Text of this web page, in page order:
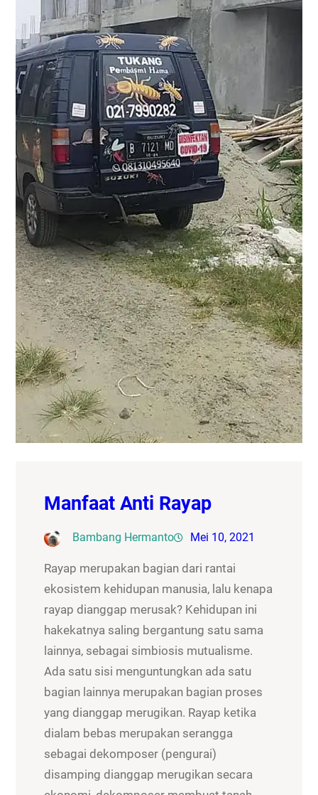
Manfaat Anti Rayap
Bambang Hermanto Mei 10, 2021
Rayap merupakan bagian dari rantai
ekosistem kehidupan manusia, lalu kenapa
rayap dianggap merusak? Kehidupan ini
hakekatnya saling bergantung satu sama
lainnya, sebagai simbiosis mutualisme.
Ada satu sisi menguntungkan ada satu
bagian lainnya merupakan bagian proses
yang dianggap merugikan. Rayap ketika
dialam bebas merupakan serangga
sebagai dekomposer (pengurai)
disamping dianggap merugikan secara